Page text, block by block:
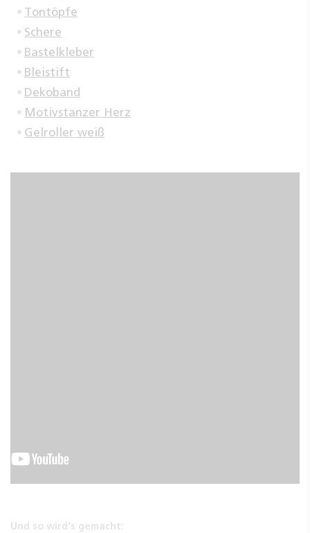
Tontöpfe
Schere
Bastelkleber
Bleistift
Dekoband
Motivstanzer Herz
Gelroller weiß
Und so wird's gemacht: